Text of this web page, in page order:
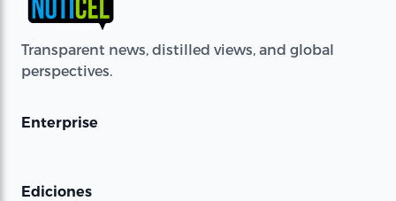
Transparent news, distilled views, and global
perspectives.
Enterprise
Ediciones